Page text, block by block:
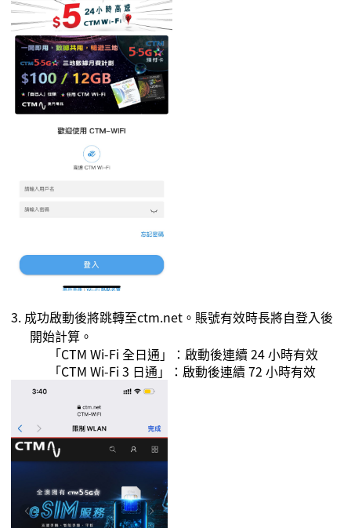
3. 成功啟動後將跳轉至ctm.net 。 賬號有效時長將自登入後
開始計算。
「CTM Wi-Fi 全日通」：啟動後連續 24小時有效
「CTM Wi-Fi 3 日通」：啟動後連續 72 小時有效